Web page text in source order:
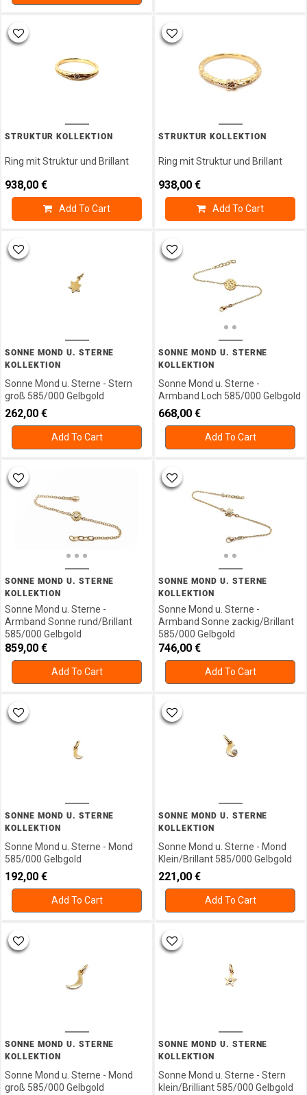
STRUKTUR KOLLEKTION
Ring mit Struktur und Brillant
938,00 €
Add To Cart
STRUKTUR KOLLEKTION
Ring mit Struktur und Brillant
938,00 €
Add To Cart
SONNE MOND U. STERNE
KOLLEKTION
Sonne Mond u. Sterne - Stern
groß 585/000 Gelbgold
262,00 €
Add To Cart
SONNE MOND U. STERNE
KOLLEKTION
Sonne Mond u. Sterne -
Armband Loch 585/000 Gelbgold
668,00 €
Add To Cart
SONNE MOND U. STERNE
KOLLEKTION
Sonne Mond u. Sterne -
Armband Sonne rund/Brillant
585/000 Gelbgold
859,00 €
Add To Cart
SONNE MOND U. STERNE
KOLLEKTION
Sonne Mond u. Sterne -
Armband Sonne zackig/Brillant
585/000 Gelbgold
746,00 €
Add To Cart
SONNE MOND U. STERNE
KOLLEKTION
Sonne Mond u. Sterne - Mond
585/000 Gelbgold
192,00 €
Add To Cart
SONNE MOND U. STERNE
KOLLEKTION
Sonne Mond u. Sterne - Mond
Klein/Brillant 585/000 Gelbgold
221,00 €
Add To Cart
SONNE MOND U. STERNE
KOLLEKTION
Sonne Mond u. Sterne - Mond
groß 585/000 Gelbgold
SONNE MOND U. STERNE
KOLLEKTION
Sonne Mond u. Sterne - Stern
klein/Brilliant 585/000 Gelbgold